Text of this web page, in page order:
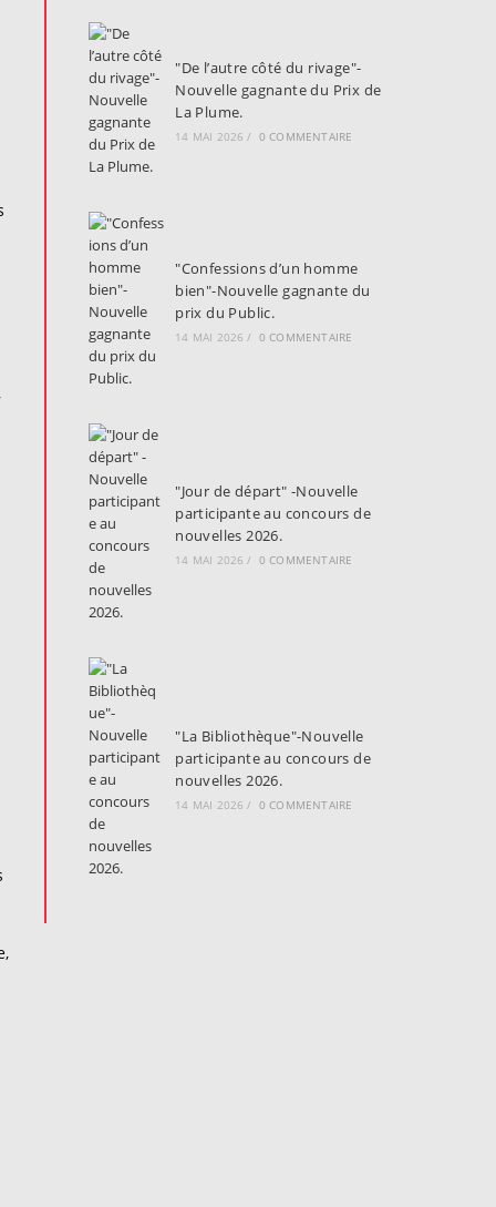
"De l’autre côté du rivage"-
Nouvelle gagnante du Prix de
La Plume.
14 MAI 2026 / 0 COMMENTAIRE
"Confessions d’un homme
bien"-Nouvelle gagnante du
prix du Public.
14 MAI 2026 / 0 COMMENTAIRE
"Jour de départ" -Nouvelle
participante au concours de
nouvelles 2026.
14 MAI 2026 / 0 COMMENTAIRE
"La Bibliothèque"-Nouvelle
participante au concours de
nouvelles 2026.
14 MAI 2026 / 0 COMMENTAIRE